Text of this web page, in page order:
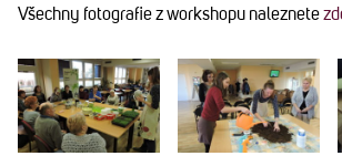
Všechny fotografie z workshopu naleznete